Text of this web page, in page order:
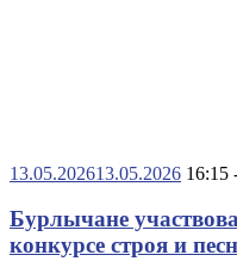
13.05.202613.05.2026 16:15
Бурлычане
конкурсе строя и